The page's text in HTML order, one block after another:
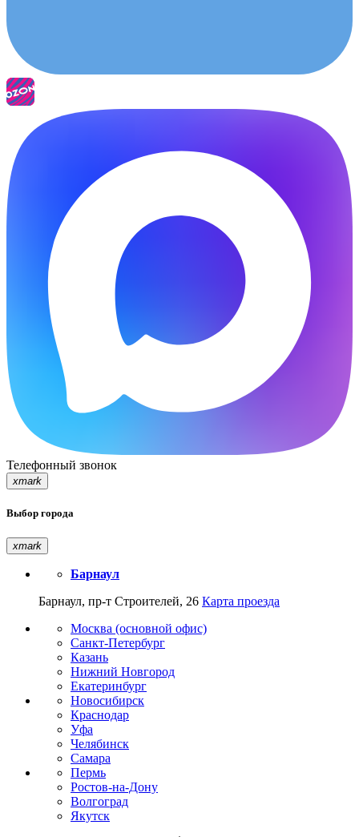
Телефонный звонок
xmark
Выбор города
xmark
Барнаул
Барнаул, пр-т Строителей, 26 Карта проезда
Москва (основной офис)
Санкт-Петербург
Казань
Нижний Новгород
Екатеринбург
Новосибирск
Краснодар
Уфа
Челябинск
Самара
Пермь
Ростов-на-Дону
Волгоград
Якутск